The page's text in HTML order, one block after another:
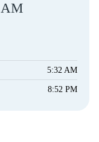
AM
5:32 AM
8:52 PM